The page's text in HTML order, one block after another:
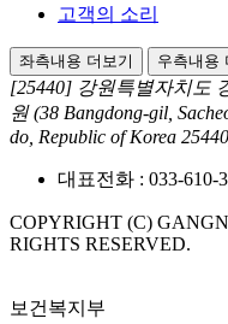
고객의 소리
좌측내용 더보기 우측내용
[25440] 강원특별자치도
원 (38 Bangdong-gil,
do, Republic of Korea
대표전화 : 033-610-
COPYRIGHT (C)
RIGHTS RESERVED.
보건복지부